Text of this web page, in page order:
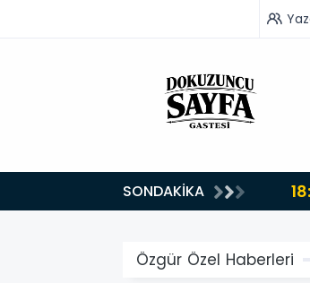
SONDAKİKA
Özgür Özel Haberleri